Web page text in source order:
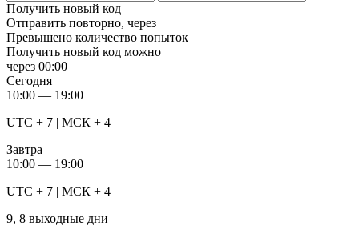
Получить новый код
Отправить повторно, через
Превышено количество попыток
Получить новый код можно
через 00:00
Сегодня
10:00 — 19:00
UTC + 7 | МСК + 4
Завтра
10:00 — 19:00
UTC + 7 | МСК + 4
9, 8 выходные дни